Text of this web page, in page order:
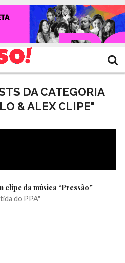
DA CATEGORIA
& ALEX CLIPE"
clipe da música “Pressão”
do PPA"